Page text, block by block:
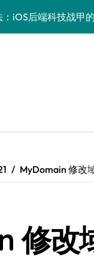
：iOS后端科技战甲
事务控制全解析，
事务控制：边缘AI
事务管理：科技驱
事务控制技术实
事务控制精析
事务控制：iOS
MyDomain 修改
修改